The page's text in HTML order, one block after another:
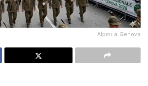
Alpini a Genova